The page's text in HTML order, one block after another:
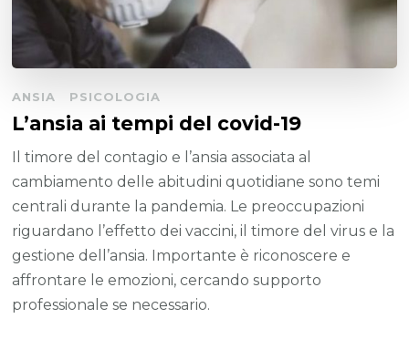
ANSIA PSICOLOGIA
L’ansia ai tempi del covid-19
Il timore del contagio e l’ansia associata al
cambiamento delle abitudini quotidiane sono temi
centrali durante la pandemia. Le preoccupazioni
riguardano l’effetto dei vaccini, il timore del virus e la
gestione dell’ansia. Importante è riconoscere e
affrontare le emozioni, cercando supporto
professionale se necessario.